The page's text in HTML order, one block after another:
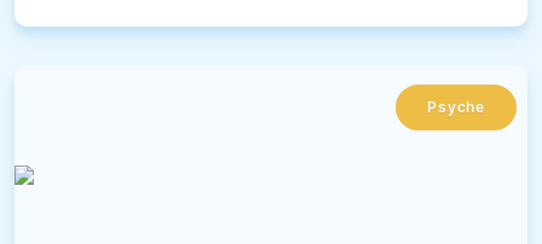
Psyche